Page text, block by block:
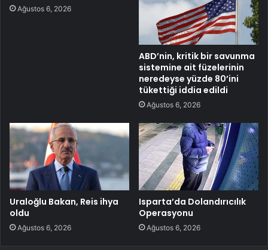
Ağustos 6, 2026
ABD’nin, kritik bir savunma
sistemine ait füzelerinin
neredeyse yüzde 80’ini
tükettiği iddia edildi
Ağustos 6, 2026
Uraloğlu Bakan, Reis ihya
oldu
Ağustos 6, 2026
Isparta’da Dolandırıcılık
Operasyonu
Ağustos 6, 2026